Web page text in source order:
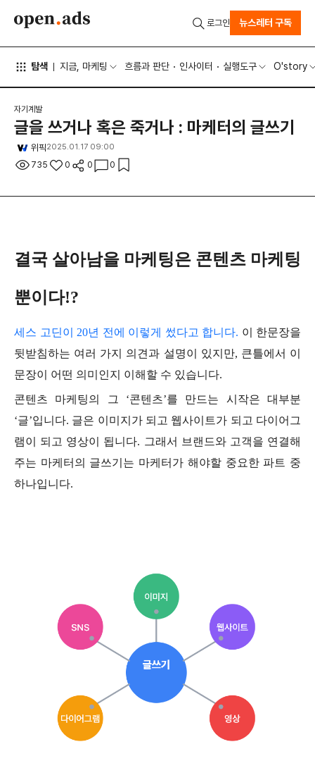
탐색 지금, 마케팅 흐름과 판단 인사이터 실행도구 O'story
로그인 뉴스레터 구독
자기계발
글을 쓰거나 혹은 죽거나 : 마케터의 글쓰기
위픽2025.01.17 09:00
735 0 0 0
결국 살아남을 마케팅은 콘텐츠 마케팅
뿐이다!?
세스 고딘이 20년 전에 이렇게 썼다고 합니다. 이 한문장을
뒷받침하는 여러 가지 의견과 설명이 있지만, 큰틀에서 이
문장이 어떤 의미인지 이해할 수 있습니다.
콘텐츠 마케팅의 그 ‘콘텐츠’를 만드는 시작은 대부분
‘글’입니다. 글은 이미지가 되고 웹사이트가 되고 다이어그
램이 되고 영상이 됩니다. 그래서 브랜드와 고객을 연결해
주는 마케터의 글쓰기는 마케터가 해야할 중요한 파트 중
하나입니다.